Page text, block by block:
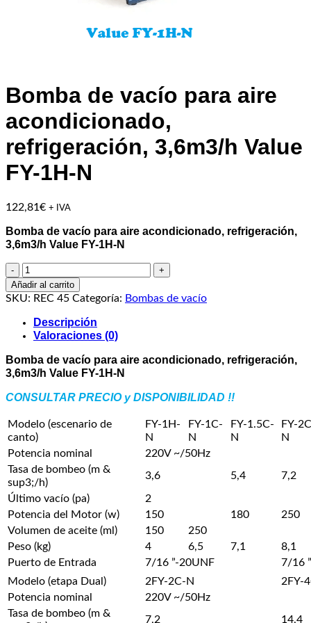
Bomba de vacío para aire
acondicionado,
refrigeración, 3,6m3/h Value
FY-1H-N
122,81 € + IVA
Bomba de vacío para aire acondicionado, refrigeración,
3,6m3/h Value FY-1H-N
Bomba
de
vacío
aire
acondicionado,
3,6m3/h
Value
1H-
cantidad
Añadir al carrito
SKU: REC 45 Categoría: Bombas de vacío
Descripción
Valoraciones (0)
Bomba de vacío para aire acondicionado, refrigeración,
3,6m3/h Value FY-1H-N
CONSULTAR PRECIO y DISPONIBILIDAD !!
Modelo (escenario de
canto)
FY-1H-
N
FY-1C-
N
FY-1.5C-
N
FY-
N
Potencia nominal
220V ~/50Hz
Tasa de bombeo (m &
sup3;/h)
3,6 5,4 7,2
Último vacío (pa)
2
Potencia del Motor (w)
150 180
250
Volumen de aceite (ml)
150
250
Peso (kg)
4 6,5 7,1
8,1
Puerto de Entrada
7/16 ”-20UNF
7/16
Modelo (etapa Dual)
2FY-2C-N
2FY-
Potencia nominal
220V ~/50Hz
Tasa de bombeo (m &
7,2 14,4